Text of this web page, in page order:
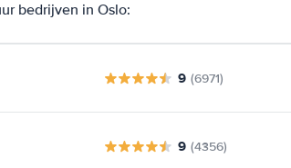
bedrijven in Oslo:
9 (6971)
9 (4356)